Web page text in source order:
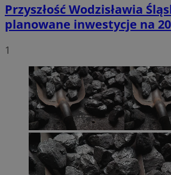
Przyszłość Wodzisławia
planowane inwestycje na
1